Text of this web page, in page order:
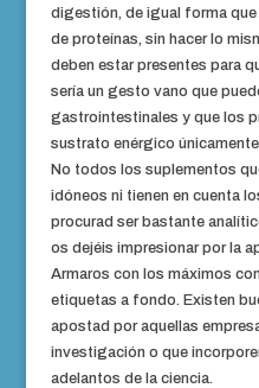
digestión, de igual forma
de proteínas, sin hacer lo
deben estar presentes para
sería un gesto vano que
gastrointestinales y que los
sustrato enérgico
No todos los suplementos
idóneos ni tienen en cuenta
procurad ser bastante
os dejéis impresionar por la
Armaros con los máximos
etiquetas a fondo. Existen
apostad por aquellas
investigación o que
adelantos de la ciencia.